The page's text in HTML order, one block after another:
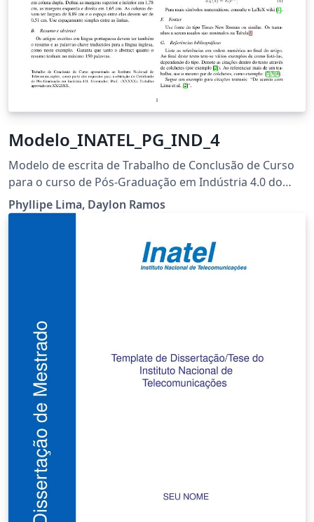
Modelo_INATEL_PG_IND_4
Modelo de escrita de Trabalho de Conclusão de Curso
para o curso de Pós-Graduação em Indústria 4.0 do
Inatel
Phyllipe Lima, Daylon Ramos